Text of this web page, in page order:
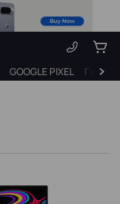
GOOGLE PIXEL